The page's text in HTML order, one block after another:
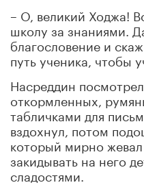
– О, великий Ходжа!
школу за знаниями.
благословение и
путь ученика, чтобы
Насреддин
откормленных,
табличками для
вздохнул, потом
который мирно жевал
закидывать на него
сладостями.